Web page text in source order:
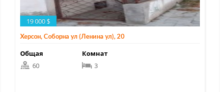
19 000 $
Херсон, Соборна ул (Ленина ул), 20
Общая
60
Комнат
3